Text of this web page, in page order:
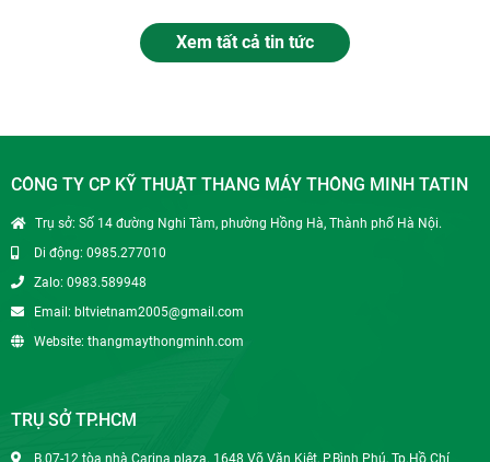
Xem tất cả tin tức
CÔNG TY CP KỸ THUẬT THANG MÁY THÔNG MINH TATIN
Trụ sở: Số 14 đường Nghi Tàm, phường Hồng Hà, Thành phố Hà Nội.
Di động: 0985.277010
Zalo: 0983.589948
Email: bltvietnam2005@gmail.com
Website: thangmaythongminh.com
TRỤ SỞ TP.HCM